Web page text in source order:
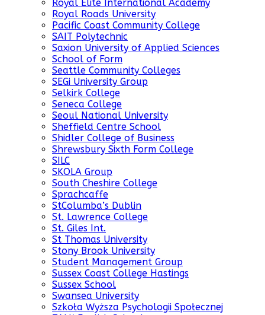
Royal Elite International Academy
Royal Roads University
Pacific Coast Community College
SAIT Polytechnic
Saxion University of Applied Sciences
School of Form
Seattle Community Colleges
SEGi University Group
Selkirk College
Seneca College
Seoul National University
Sheffield Centre School
Shidler College of Business
Shrewsbury Sixth Form College
SILC
SKOLA Group
South Cheshire College
Sprachcaffe
StColumba’s Dublin
St. Lawrence College
St. Giles Int.
St Thomas University
Stony Brook University
Student Management Group
Sussex Coast College Hastings
Sussex School
Swansea University
Szkoła Wyższa Psychologii Społecznej